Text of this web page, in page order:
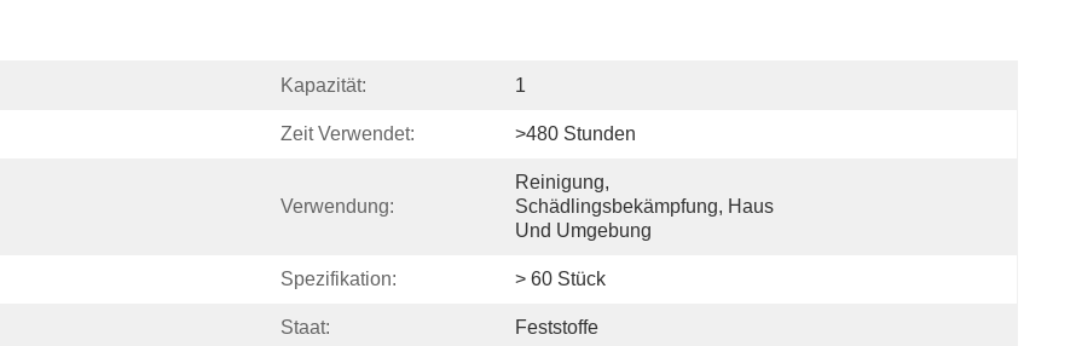
Kapazität: 1
Zeit Verwendet: >480 Stunden
Verwendung:
Reinigung,
Schädlingsbekämpfung, Haus
Und Umgebung
Spezifikation: > 60 Stück
Staat: Feststoffe